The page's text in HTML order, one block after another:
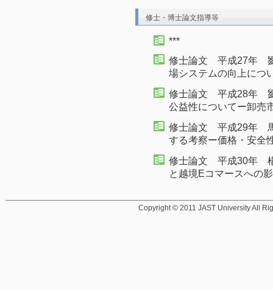
修士・博士論文指導等
***
修士論文 平成27年
場システムの向上につ
修士論文 平成28年
公益性についてー卸売
修士論文 平成29年
する考察ー価格・安全
修士論文 平成30年
と越境Eコマースへの